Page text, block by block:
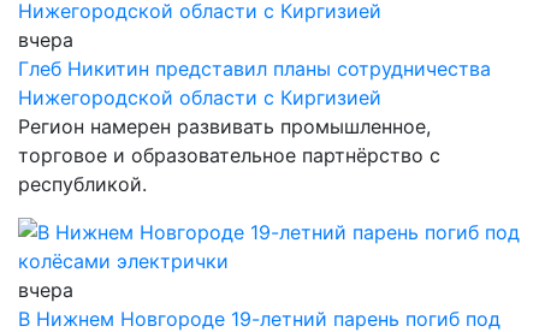
вчера
Глеб Никитин представил планы сотрудничества
Нижегородской области с Киргизией
Регион намерен развивать промышленное,
торговое и образовательное партнёрство с
республикой.
вчера
В Нижнем Новгороде 19-летний парень погиб под